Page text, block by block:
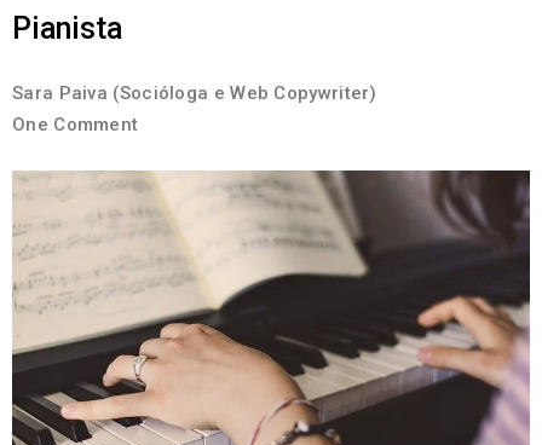
Pianista
Sara Paiva (Socióloga e Web Copywriter)
One Comment